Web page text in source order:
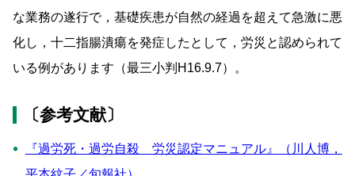
な業務の遂行で，基礎疾患が自然の経過を超えて急激に悪
化し，十二指腸潰瘍を発症したとして，労災と認められて
いる例があります（最三小判H16.9.7）。
〔参考文献〕
『過労死・過労自殺 労災認定マニュアル』（川人博，